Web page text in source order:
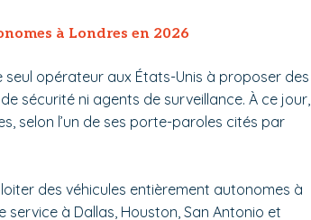
à Londres en 2026
seul opérateur aux États-Unis à proposer des
sécurité ni agents de surveillance. À ce jour,
selon l’un de ses porte-paroles cités par
des véhicules entièrement autonomes à
service à Dallas, Houston, San Antonio et